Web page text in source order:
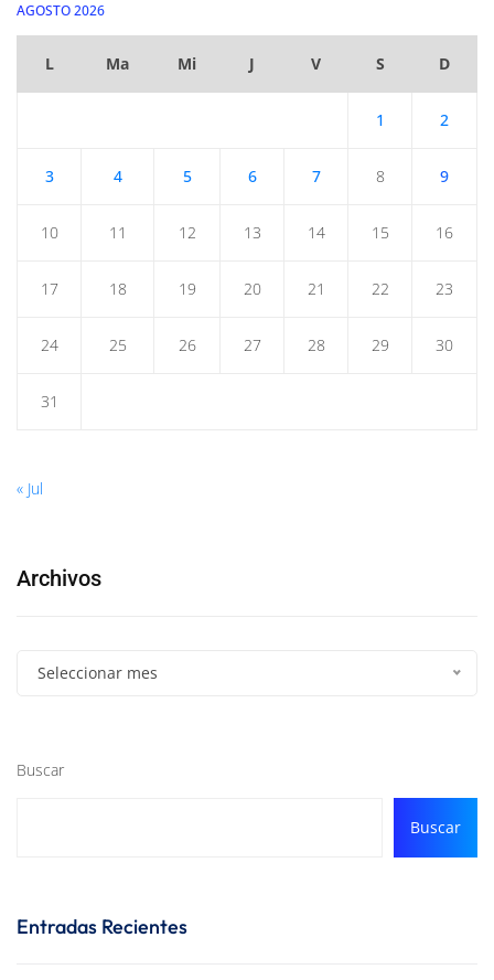
AGOSTO 2026
L Ma Mi J V S D
1 2
3 4 5 6 7 8 9
10 11 12 13 14 15 16
17 18 19 20 21 22 23
24 25 26 27 28 29 30
31
« Jul
Archivos
Seleccionar mes
Buscar
Buscar
Entradas Recientes